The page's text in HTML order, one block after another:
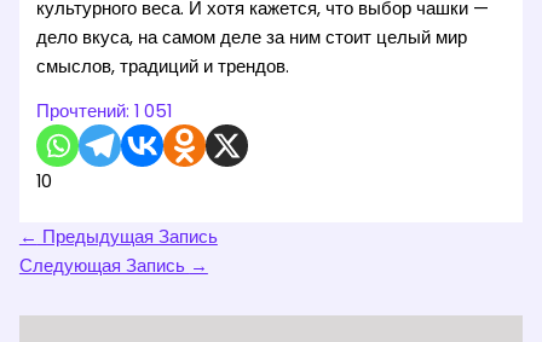
культурного веса. И хотя кажется, что выбор чашки —
дело вкуса, на самом деле за ним стоит целый мир
смыслов, традиций и трендов.
Прочтений: 1 051
10
← Предыдущая Запись
Следующая Запись →